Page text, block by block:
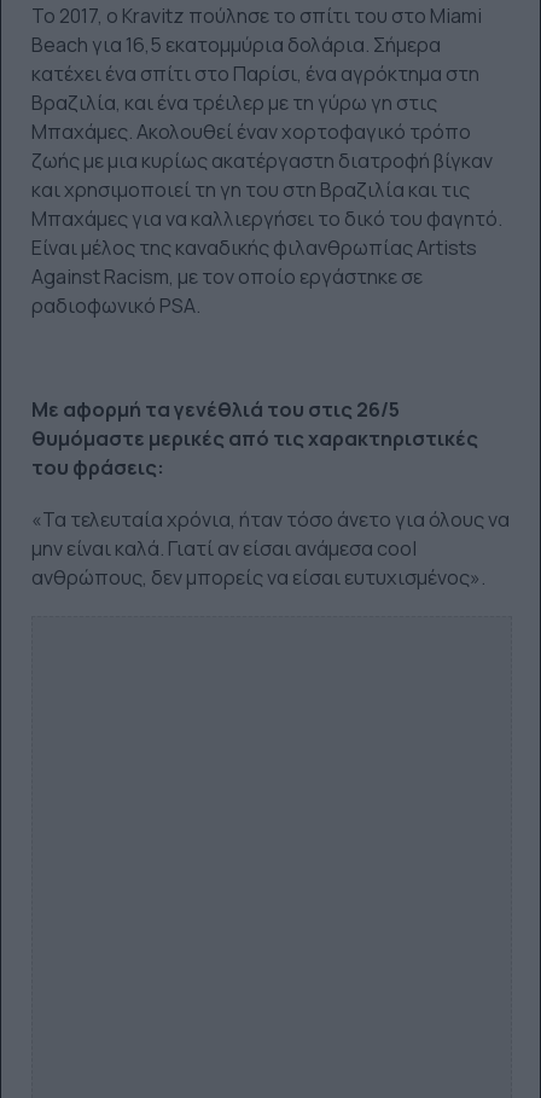
Το 2017, ο Kravitz πούλησε το σπίτι του στο Miami
Beach για 16,5 εκατομμύρια δολάρια. Σήμερα
κατέχει ένα σπίτι στο Παρίσι, ένα αγρόκτημα στη
Βραζιλία, και ένα τρέιλερ με τη γύρω γη στις
Μπαχάμες. Ακολουθεί έναν χορτοφαγικό τρόπο
ζωής με μια κυρίως ακατέργαστη διατροφή βίγκαν
και χρησιμοποιεί τη γη του στη Βραζιλία και τις
Μπαχάμες για να καλλιεργήσει το δικό του φαγητό.
Είναι μέλος της καναδικής φιλανθρωπίας Artists
Against Racism, με τον οποίο εργάστηκε σε
ραδιοφωνικό PSA.
Με αφορμή τα γενέθλιά του στις 26/5
θυμόμαστε μερικές από τις χαρακτηριστικές
του φράσεις:
«Τα τελευταία χρόνια, ήταν τόσο άνετο για όλους να
μην είναι καλά. Γιατί αν είσαι ανάμεσα cool
ανθρώπους, δεν μπορείς να είσαι ευτυχισμένος».